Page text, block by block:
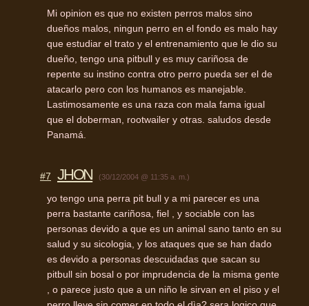
Mi opinion es que no existen perros malos sino
dueños malos, ningun perro en el fondo es malo hay
que estudiar el trato y el entrenamiento que le dio su
dueño, tengo una pitbull y es muy cariñosa de
repente su instino contra otro perro pueda ser el de
atacarlo pero con los humanos es manejable.
Lastimosamente es una raza con mala fama igual
que el doberman, rootwailer y otras. saludos desde
Panamá.
#7 JHON (30/12/2004 @ 11:35 a. m.)
yo tengo una perra pit bull y a mi parecer es una
perra bastante cariñosa, fiel , y sociable con las
personas devido a que es un animal sano tanto en su
salud y su sicologia, y los ataques que se han dado
es devido a personas descuidadas que sacan su
pitbull sin bosal o por imprudencia de la misma gente
, o parece justo que a un niño le sirvan en el piso y el